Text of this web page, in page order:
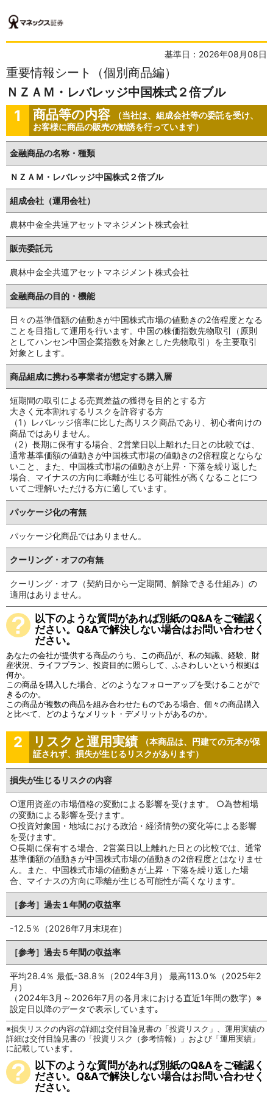
重要情報シート（個別商品編）
基準日：2026年08月08日
ＮＺＡＭ・レバレッジ中国株式２倍ブル
1 商品等の内容
（当社は、組成会社等の委託を受け、
お客様に商品の販売の勧誘を行っています）
金融商品の名称・種類
ＮＺＡＭ・レバレッジ中国株式２倍ブル
組成会社（運用会社）
農林中金全共連アセットマネジメント株式会社
販売委託元
農林中金全共連アセットマネジメント株式会社
金融商品の目的・機能
日々の基準価額の値動きが中国株式市場の値動きの2倍程度となる
ことを目指して運用を行います。中国の株価指数先物取引（原則
としてハンセン中国企業指数を対象とした先物取引）を主要取引
対象とします。
商品組成に携わる事業者が想定する購入層
短期間の取引による売買差益の獲得を目的とする方
大きく元本割れするリスクを許容する方
（1）レバレッジ倍率に比した高リスク商品であり、初心者向けの
商品ではありません。
（2）長期に保有する場合、2営業日以上離れた日との比較では、
通常基準価額の値動きが中国株式市場の値動きの2倍程度とならな
いこと、また、中国株式市場の値動きが上昇・下落を繰り返した
場合、マイナスの方向に乖離が生じる可能性が高くなることにつ
いてご理解いただける方に適しています。
パッケージ化の有無
パッケージ化商品ではありません。
クーリング・オフの有無
クーリング・オフ（契約日から一定期間、解除できる仕組み）の
適用はありません。
以下のような質問があれば別紙のQ&Aをご確認く
ださい。Q&Aで解決しない場合はお問い合わせく
ださい。
あなたの会社が提供する商品のうち、この商品が、私の知識、経験、財
産状況、ライフプラン、投資目的に照らして、ふさわしいという根拠は
何か。
この商品を購入した場合、どのようなフォローアップを受けることがで
きるのか。
この商品が複数の商品を組み合わせたものである場合、個々の商品購入
と比べて、どのようなメリット・デメリットがあるのか。
2 リスクと運用実績
（本商品は、円建ての元本が保
証されず、損失が生じるリスクがあります）
損失が生じるリスクの内容
○運用資産の市場価格の変動による影響を受けます。 ○為替相場
の変動による影響を受けます。
○投資対象国・地域における政治・経済情勢の変化等による影響
を受けます。
○長期に保有する場合、2営業日以上離れた日との比較では、通常
基準価額の値動きが中国株式市場の値動きの2倍程度とはなりませ
ん。また、中国株式市場の値動きが上昇・下落を繰り返した場
合、マイナスの方向に乖離が生じる可能性が高くなります。
［参考］過去１年間の収益率
-12.5％（2026年7月末現在）
［参考］過去５年間の収益率
平均28.4％ 最低-38.8％（2024年3月） 最高113.0％（2025年2
月）
（2024年3月～2026年7月の各月末における直近1年間の数字）※
設定日以降のデータで表示しています｡
損失リスクの内容の詳細は交付目論見書の「投資リスク」、運用実績の
詳細は交付目論見書の「投資リスク（参考情報）」および「運用実績」
に記載しています。
以下のような質問があれば別紙のQ&Aをご確認く
ださい。Q&Aで解決しない場合はお問い合わせく
ださい。